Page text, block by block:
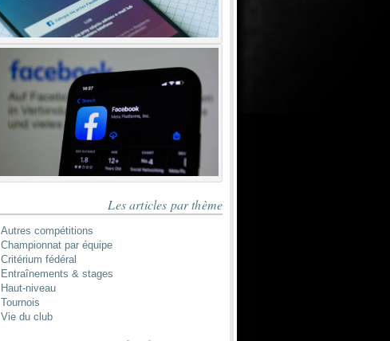
Les articles par thème
Autres compétitions
Championnat par équipe
Critérium fédéral
Entraînements & stages
Haut-niveau
Tournois
Vie du club